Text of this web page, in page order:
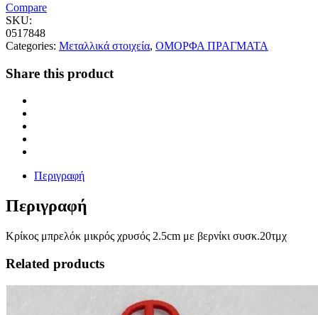
Compare
SKU:
0517848
Categories: Μεταλλικά στοιχεία, ΟΜΟΡΦΑ ΠΡΑΓΜΑΤΑ
Share this product
Περιγραφή
Περιγραφή
Κρίκος μπρελόκ μικρός χρυσός 2.5cm με βερνίκι συσκ.20τμχ
Related products